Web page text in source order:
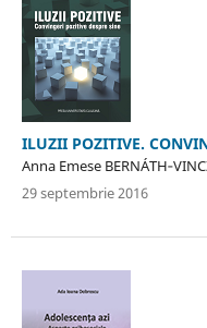
ILUZII POZITIVE.
Anna Emese
29 septembrie 2016